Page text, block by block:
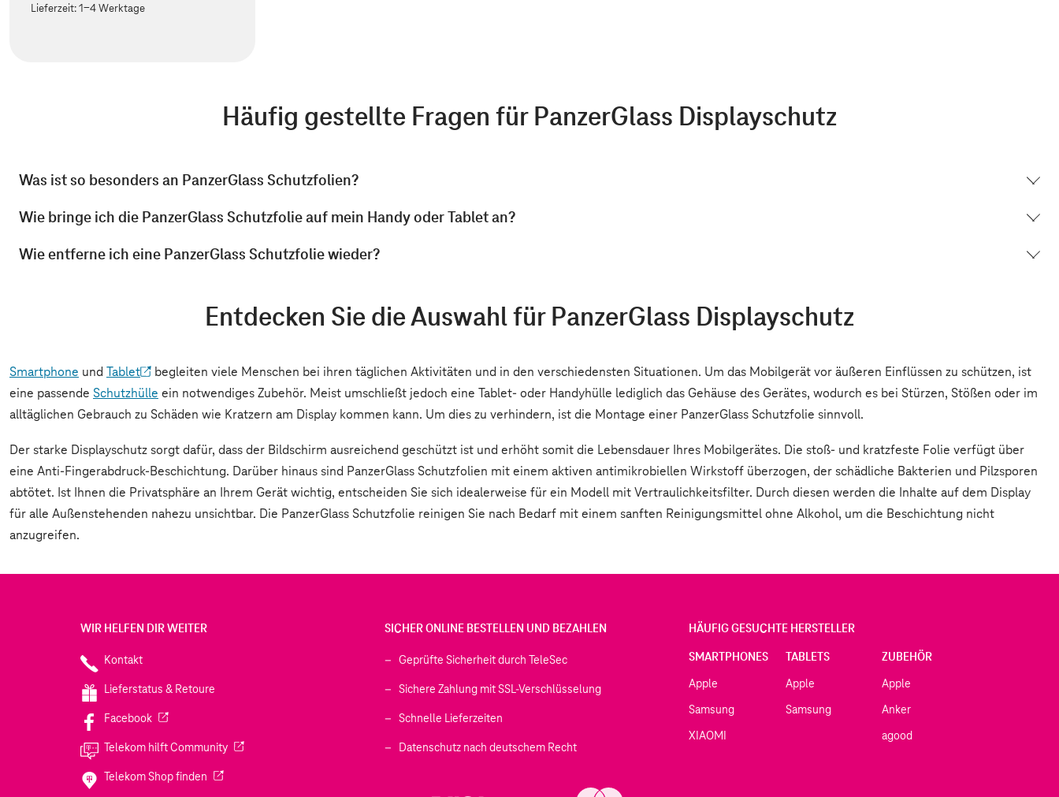
Lieferzeit:1-4 Werktage
Häufig gestellte Fragen fürPanzerGlass Displayschutz
Was ist so besonders an PanzerGlass Schutzfolien?
Wie bringe ich die PanzerGlass Schutzfolie auf mein Handy oder Tablet an?
Wie entferne ich eine PanzerGlass Schutzfolie wieder?
Entdecken Sie die Auswahl fürPanzerGlass Displayschutz
Smartphone und Tablet
begleiten viele Menschen bei ihren täglichen Aktivitäten und in den verschiedensten Situationen. Um das Mobilgerät vor äußeren Einflüssen zu schützen, ist
eine passende Schutzhülle ein notwendiges Zubehör. Meist umschließt jedoch eine Tablet- oder Handyhülle lediglich das Gehäuse des Gerätes, wodurch es bei Stürzen, Stößen oder im
alltäglichen Gebrauch zu Schäden wie Kratzern am Display kommen kann. Um dies zu verhindern, ist die Montage einer PanzerGlass Schutzfolie sinnvoll.
Der starke Displayschutz sorgt dafür, dass der Bildschirm ausreichend geschützt ist und erhöht somit die Lebensdauer Ihres Mobilgerätes. Die stoß- und kratzfeste Folie verfügt über
eine Anti-Fingerabdruck-Beschichtung. Darüber hinaus sind PanzerGlass Schutzfolien mit einem aktiven antimikrobiellen Wirkstoff überzogen, der schädliche Bakterien und Pilzsporen
abtötet. Ist Ihnen die Privatsphäre an Ihrem Gerät wichtig, entscheiden Sie sich idealerweise für ein Modell mit Vertraulichkeitsfilter. Durch diesen werden die Inhalte auf dem Display
für alle Außenstehenden nahezu unsichtbar. Die PanzerGlass Schutzfolie reinigen Sie nach Bedarf mit einem sanften Reinigungsmittel ohne Alkohol, um die Beschichtung nicht
anzugreifen.
WIR HELFEN DIR WEITER
Kontakt
Lieferstatus & Retoure
Facebook(Wird in einem neuen Tab geöffnet)
Telekom hilft Community(Wird in einem neuen Tab geöffnet)
Telekom Shop finden (Wird in einem neuen Tab geöffnet)
SICHER ONLINE BESTELLEN UND BEZAHLEN
Geprüfte Sicherheit durch TeleSec
Sichere Zahlung mit SSL-Verschlüsselung
Schnelle Lieferzeiten
Datenschutz nach deutschem Recht
HÄUFIG GESUCHTE HERSTELLER
SMARTPHONES
Apple
Samsung
XIAOMI
TABLETS
Apple
Samsung
ZUBEHÖR
Apple
Anker
agood